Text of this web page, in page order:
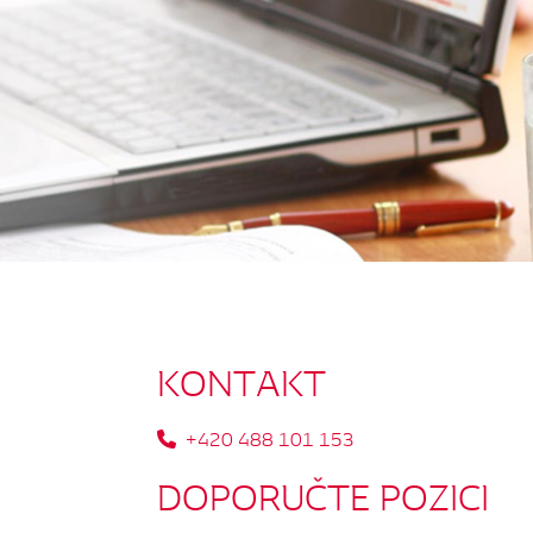
KONTAKT
+420 488 101 153
DOPORUČTE POZICI